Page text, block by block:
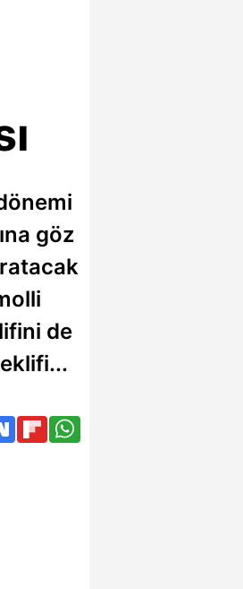
göz
de